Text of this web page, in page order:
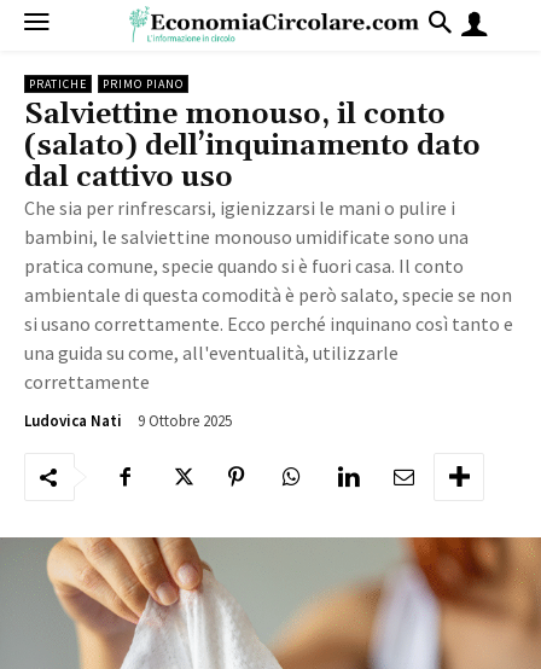
PRATICHE PRIMO PIANO
Salviettine monouso, il conto
(salato) dell’inquinamento dato
dal cattivo uso
Che sia per rinfrescarsi, igienizzarsi le mani o pulire i
bambini, le salviettine monouso umidificate sono una
pratica comune, specie quando si è fuori casa. Il conto
ambientale di questa comodità è però salato, specie se non
si usano correttamente. Ecco perché inquinano così tanto e
una guida su come, all'eventualità, utilizzarle
correttamente
Ludovica Nati 9 Ottobre 2025